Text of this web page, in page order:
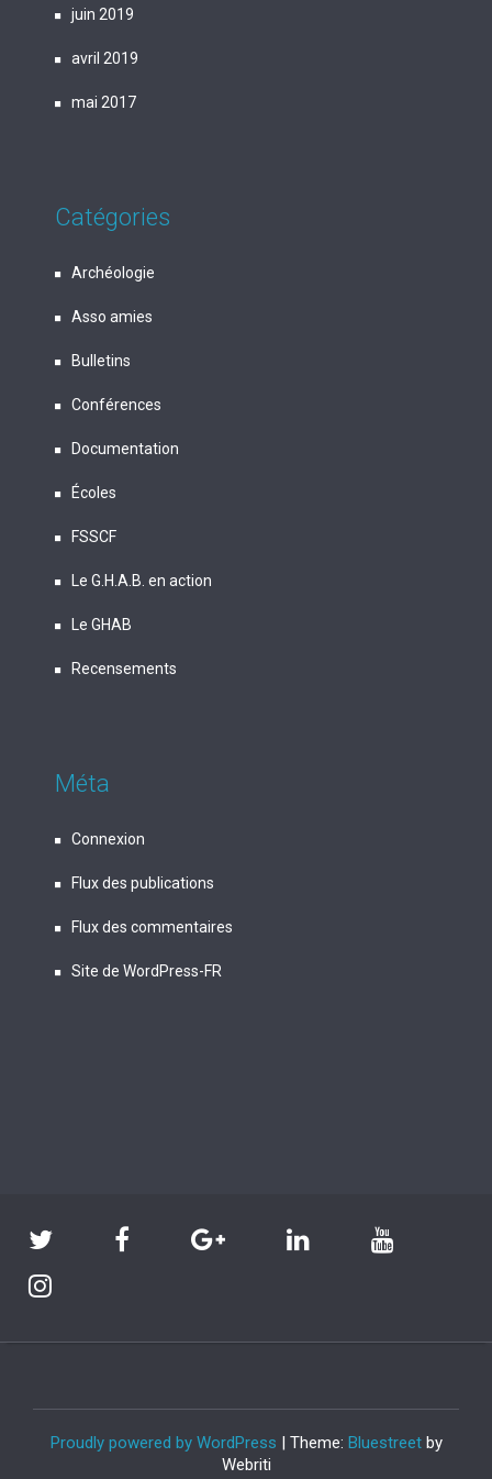
juin 2019
avril 2019
mai 2017
Catégories
Archéologie
Asso amies
Bulletins
Conférences
Documentation
Écoles
FSSCF
Le G.H.A.B. en action
Le GHAB
Recensements
Méta
Connexion
Flux des publications
Flux des commentaires
Site de WordPress-FR
Proudly powered by WordPress | Theme: Bluestreetby
Webriti